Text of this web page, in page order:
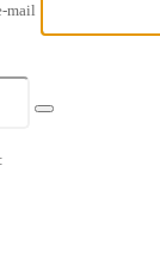
mail